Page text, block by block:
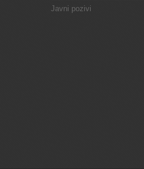
Javni pozivi